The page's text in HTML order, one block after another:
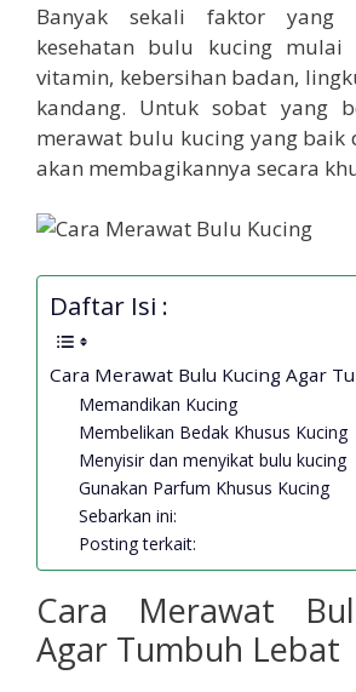
Banyak sekali faktor yang
kesehatan bulu kucing mulai
vitamin, kebersihan badan,
kandang. Untuk sobat yang
merawat bulu kucing yang baik
akan membagikannya secara
Daftar Isi :
Cara Merawat Bulu Kucing Agar
Memandikan Kucing
Membelikan Bedak Khusus Kucing
Menyisir dan menyikat bulu kucing
Gunakan Parfum Khusus Kucing
Sebarkan ini:
Posting terkait:
Cara Merawat
Agar Tumbuh Lebat